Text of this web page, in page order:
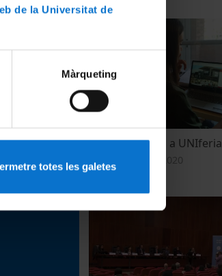
de la Universitat de
Màrqueting
totes les galetes
UB.
La UB participa a UNIferia
24 Septiembre, 2020